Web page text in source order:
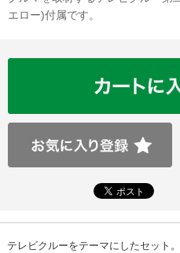
エロー)付属です。
テレビクルーをテーマにしたセット